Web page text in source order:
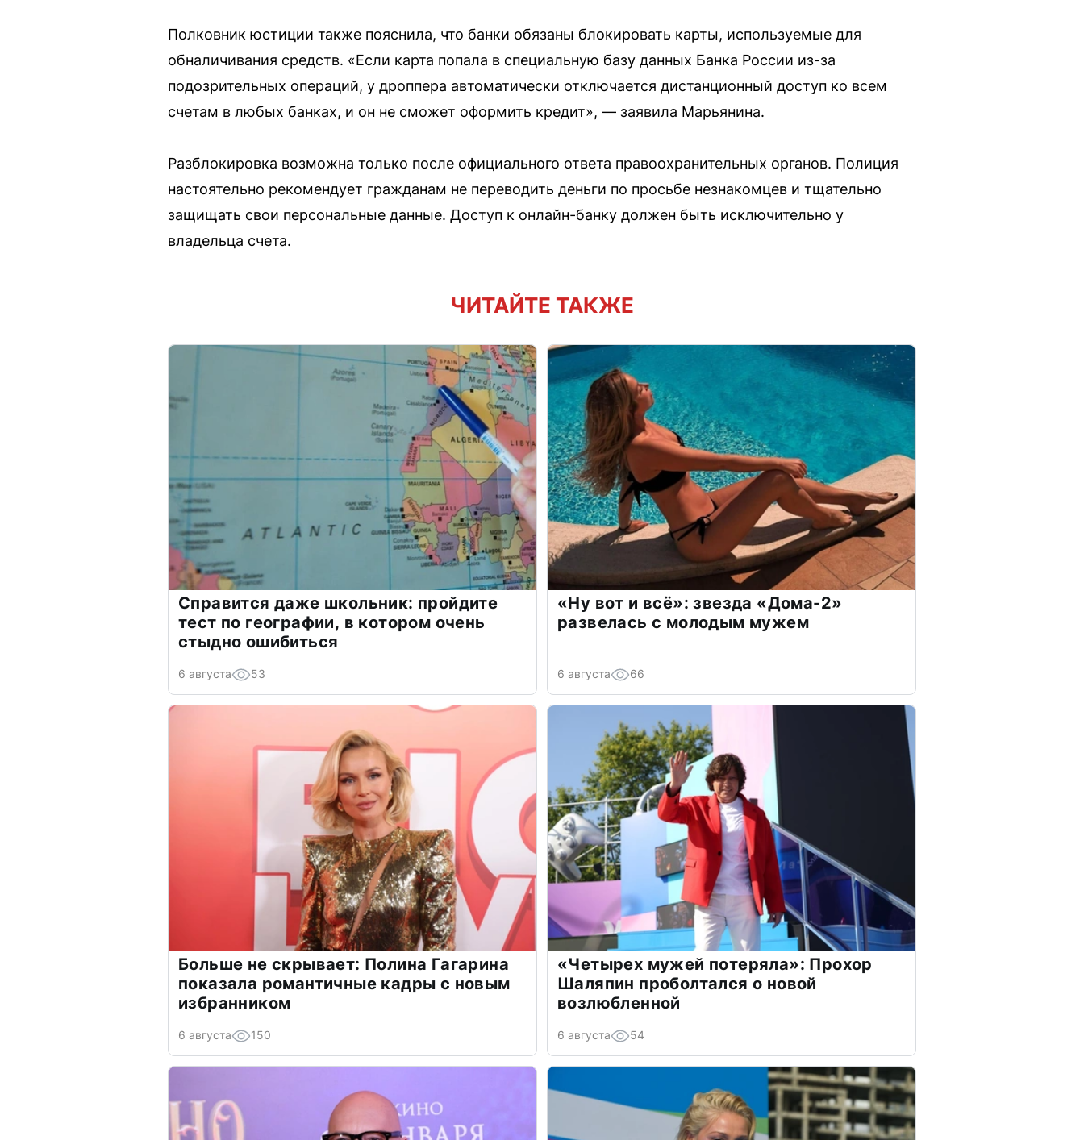
Полковник юстиции также пояснила, что банки обязаны блокировать карты, используемые для
обналичивания средств. «Если карта попала в специальную базу данных Банка России из-за
подозрительных операций, у дроппера автоматически отключается дистанционный доступ ко всем
счетам в любых банках, и он не сможет оформить кредит», — заявила Марьянина.
Разблокировка возможна только после официального ответа правоохранительных органов. Полиция
настоятельно рекомендует гражданам не переводить деньги по просьбе незнакомцев и тщательно
защищать свои персональные данные. Доступ к онлайн-банку должен быть исключительно у
владельца счета.
ЧИТАЙТЕ ТАКЖЕ
Справится даже школьник: пройдите
тест по географии, в котором очень
стыдно ошибиться
6 августа 53
«Ну вот и всё»: звезда «Дома-2»
развелась с молодым мужем
6 августа 66
Больше не скрывает: Полина Гагарина
показала романтичные кадры с новым
избранником
6 августа 150
«Четырех мужей потеряла»: Прохор
Шаляпин проболтался о новой
возлюбленной
6 августа 54